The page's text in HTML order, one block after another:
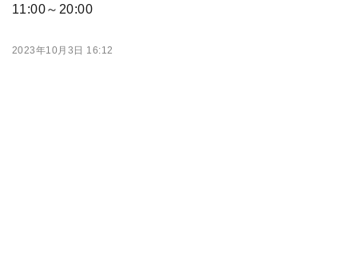
11:00～20:00
2023年10月3日 16:12